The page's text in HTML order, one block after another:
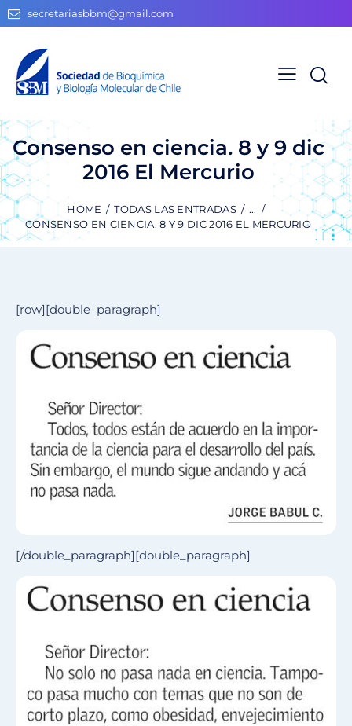
secretariasbbm@gmail.com
Consenso en ciencia. 8 y 9 dic
2016 El Mercurio
HOME TODAS LAS ENTRADAS
...
CONSENSO EN CIENCIA. 8 Y 9 DIC 2016 EL MERCURIO
[row][double_paragraph]
[/double_paragraph][double_paragraph]